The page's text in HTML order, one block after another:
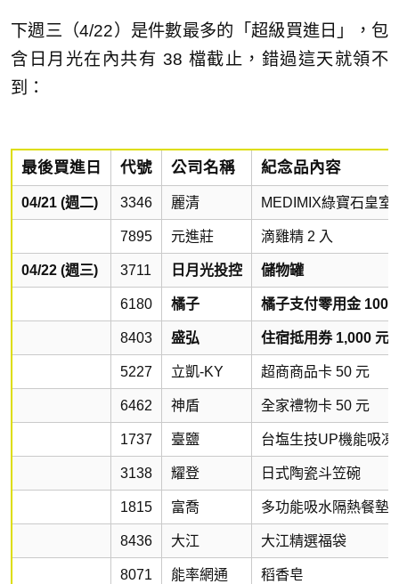
下週三（4/22）是件數最多的「超級買進日」，包
含日月光在內共有 38 檔截止，錯過這天就領不
到：
最後買進日 代號 公司名稱 紀念品內容
04/21 (週二) 3346 麗清 MEDIMIX綠寶石皇室
7895 元進莊 滴雞精 2 入
04/22 (週三) 3711 日月光投控 儲物罐
6180 橘子 橘子支付零用金 100
8403 盛弘 住宿抵用券 1,000 元
5227 立凱-KY 超商商品卡 50 元
6462 神盾 全家禮物卡 50 元
1737 臺鹽 台塩生技UP機能吸凍
3138 耀登 日式陶瓷斗笠碗
1815 富喬 多功能吸水隔熱餐墊
8436 大江 大江精選福袋
8071 能率網通 稻香皂